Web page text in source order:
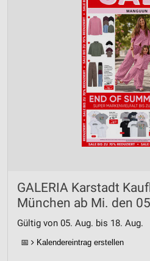
GALERIA Karstadt
München ab Mi. den
Gültig von 05. Aug. bis 18. Aug.
📅 Kalendereintrag erstellen